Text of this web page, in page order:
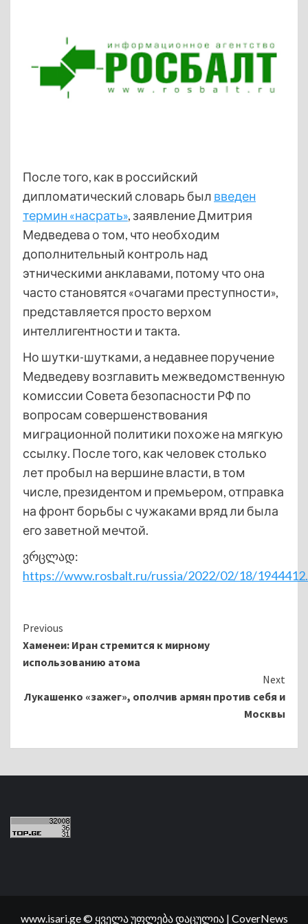
После того, как в российский
дипломатический словарь был введен
термин «насрать», заявление Дмитрия
Медведева о том, что необходим
дополнительный контроль над
этническими анклавами, потому что она
часто становятся «очагами преступности»,
представляется просто верхом
интеллигентности и такта.
Но шутки-шутками, а недавнее поручение
Медведеву возглавить межведомственную
комиссии Совета безопасности РФ по
вопросам совершенствования
миграционной политики похоже на мягкую
ссылку. После того, как человек столько
лет пробыл на вершине власти, в том
числе, президентом и премьером, отправка
на фронт борьбы с чужаками вряд ли была
его заветной мечтой.
ვრცლად:
https://www.rosbalt.ru/russia/2022/02/18/
Continue
Reading
Previous
Хаменеи: Иран стремится к мирному
использованию атома
Next
Лукашенко «зажег», ополчив армян против себя и
Москвы
www.isari.ge © ყველა უფლება დაცულია | CoverNews